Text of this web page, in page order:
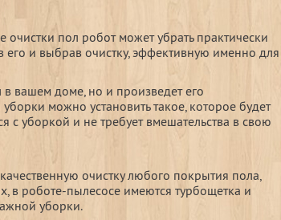
очистки пол робот может убрать практически
и выбрав очистку, эффективную именно для
в вашем доме, но и произведет его
можно установить такое, которое будет
с уборкой и не требует вмешательства в свою
очистку любого покрытия пола,
в роботе-пылесосе имеются турбощетка и
уборки.